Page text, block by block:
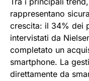
rappresentano
crescita: il 34% dei
intervistati da
completato un
smartphone. La
direttamente da